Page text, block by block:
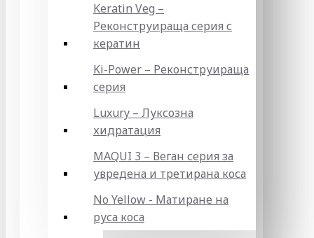
Keratin Veg –
Реконструираща серия с
кератин
Ki-Power – Реконструираща
серия
Luxury – Луксозна
хидратация
MAQUI 3 – Веган серия за
увредена и третирана коса
No Yellow - Матиране на
руса коса